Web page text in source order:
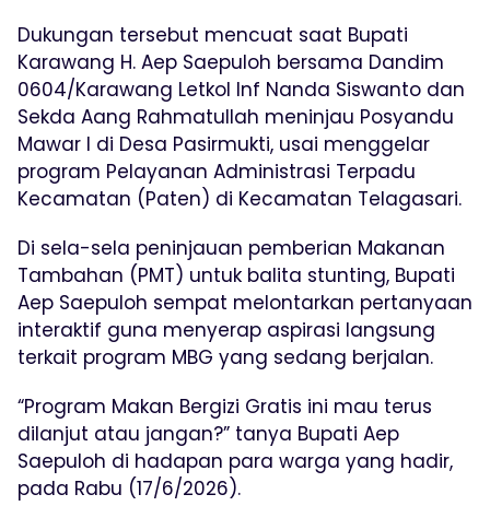
Dukungan tersebut mencuat saat Bupati
Karawang H. Aep Saepuloh bersama Dandim
0604/Karawang Letkol Inf Nanda Siswanto dan
Sekda Aang Rahmatullah meninjau Posyandu
Mawar I di Desa Pasirmukti, usai menggelar
program Pelayanan Administrasi Terpadu
Kecamatan (Paten) di Kecamatan Telagasari.
Di sela-sela peninjauan pemberian Makanan
Tambahan (PMT) untuk balita stunting, Bupati
Aep Saepuloh sempat melontarkan pertanyaan
interaktif guna menyerap aspirasi langsung
terkait program MBG yang sedang berjalan.
“Program Makan Bergizi Gratis ini mau terus
dilanjut atau jangan?” tanya Bupati Aep
Saepuloh di hadapan para warga yang hadir,
pada Rabu (17/6/2026).